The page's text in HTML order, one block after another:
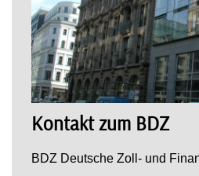
Kontakt zum BDZ
BDZ Deutsche Zoll- und